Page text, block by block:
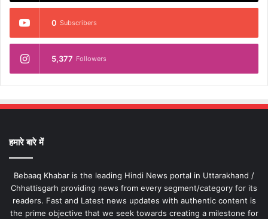
0 Subscribers
5,377 Followers
हमारे बारे में
Bebaaq Khabar is the leading Hindi News portal in Uttarakhand /
Chhattisgarh providing news from every segment/category for its
readers. Fast and Latest news updates with authentic content is
the prime objective that we seek towards creating a milestone for